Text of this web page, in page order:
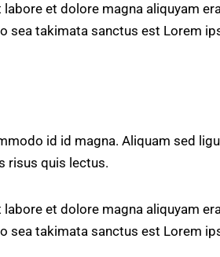
et dolore magna aliquyam
sea takimata sanctus est Lorem
id id magna. Aliquam sed
risus quis lectus.
et dolore magna aliquyam
sea takimata sanctus est Lorem